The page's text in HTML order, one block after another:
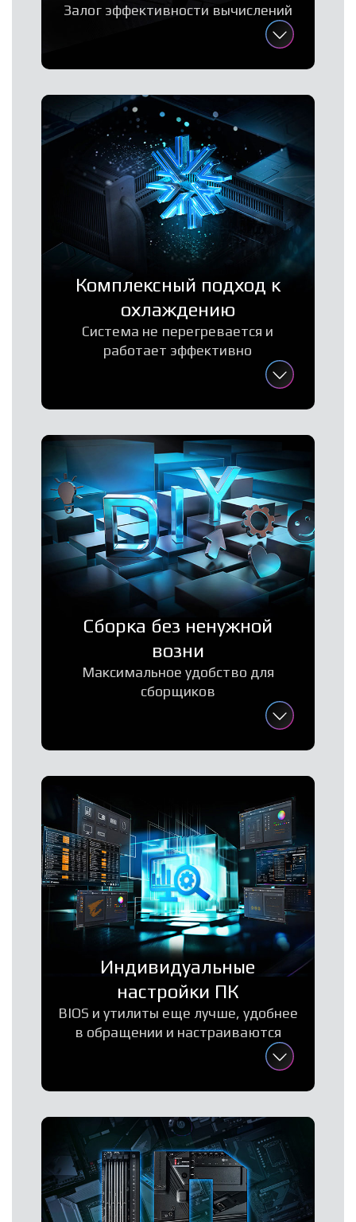
Залог эффективности вычислений
Комплексный подход к
охлаждению
Система не перегревается и
работает эффективно
Сборка без ненужной
возни
Максимальное удобство для
сборщиков
Индивидуальные
настройки ПК
BIOS и утилиты еще лучше, удобнее
в обращении и настраиваются